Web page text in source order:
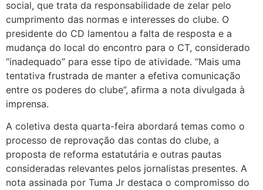
social, que trata da responsabilidade de zelar pelo
cumprimento das normas e interesses do clube. O
presidente do CD lamentou a falta de resposta e a
mudança do local do encontro para o CT, considerado
“inadequado” para esse tipo de atividade. “Mais uma
tentativa frustrada de manter a efetiva comunicação
entre os poderes do clube”, afirma a nota divulgada à
imprensa.
A coletiva desta quarta-feira abordará temas como o
processo de reprovação das contas do clube, a
proposta de reforma estatutária e outras pautas
consideradas relevantes pelos jornalistas presentes. A
nota assinada por Tuma Jr destaca o compromisso do